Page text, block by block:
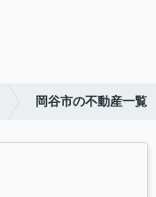
岡谷市の不動産一覧